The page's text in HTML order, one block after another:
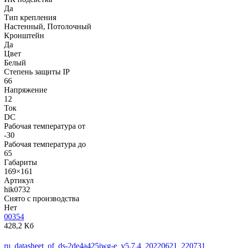
Да
Тип крепления
Настенный, Потолочный
Кронштейн
Да
Цвет
Белый
Степень защиты IP
66
Напряжение
12
Ток
DC
Рабочая температура от
-30
Рабочая температура до
65
Габариты
169×161
Артикул
hik0732
Снято с производства
Нет
00354
428,2 Кб
ru_datasheet_of_ds-2de4a425iwg-e_v5.7.4_20220621_220731